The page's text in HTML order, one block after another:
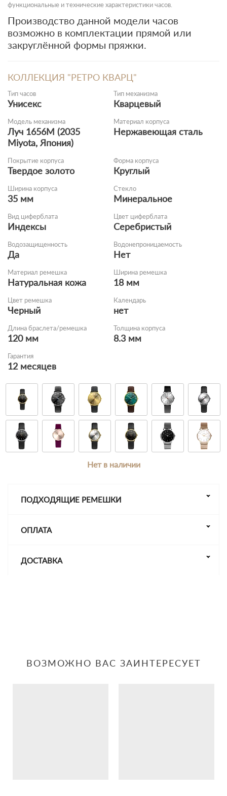
функциональные и технические характеристики часов.
Производство данной модели часов
возможно в комплектации прямой или
закруглённой формы пряжки.
КОЛЛЕКЦИЯ "РЕТРО КВАРЦ"
Тип часов
Унисекс
Тип механизма
Кварцевый
Модель механизма
Луч 1656M (2035
Miyota, Япония)
Материал корпуса
Нержавеющая сталь
Покрытие корпуса
Твердое золото
Форма корпуса
Круглый
Ширина корпуса
35 мм
Стекло
Минеральное
Вид циферблата
Индексы
Цвет циферблата
Серебристый
Водозащищенность
Да
Водонепроницаемость
Нет
Материал ремешка
Натуральная кожа
Ширина ремешка
18 мм
Цвет ремешка
Черный
Календарь
нет
Длина браслета/ремешка
120 мм
Толщина корпуса
8.3 мм
Гарантия
12 месяцев
Нет в наличии
ПОДХОДЯЩИЕ РЕМЕШКИ
ОПЛАТА
ДОСТАВКА
ВОЗМОЖНО ВАС ЗАИНТЕРЕСУЕТ